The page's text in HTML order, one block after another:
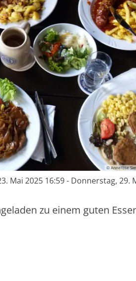
© Annerose
Mai 2025 16:59 - Donnerstag, 29.
zu einem guten